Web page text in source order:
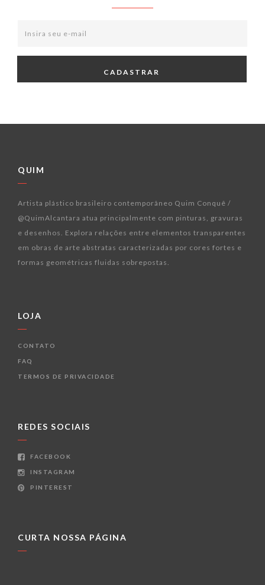
CADASTRAR
QUIM
Artista plástico brasileiro contemporâneo Quim Conquê /
@QuimAlcantara atua principalmente com pinturas, gravuras
e desenhos. Explora relações entre elementos transparentes
em obras de arte abstratas caracterizadas por cores fortes e
formas geométricas fluidas sobrepostas.
LOJA
CONTATO
FAQ
TERMOS DE PRIVACIDADE
REDES SOCIAIS
FACEBOOK
INSTAGRAM
PINTEREST
CURTA NOSSA PÁGINA